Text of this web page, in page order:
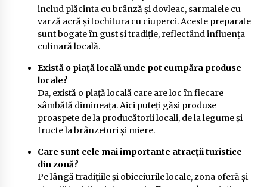
includ plăcinta cu brânză și dovleac, sarmalele cu
varză acră și tochitura cu ciuperci. Aceste preparate
sunt bogate în gust și tradiție, reflectând influența
culinară locală.
Există o piață locală unde pot cumpăra produse
locale?
Da, există o piață locală care are loc în fiecare
sâmbătă dimineața. Aici puteți găsi produse
proaspete de la producătorii locali, de la legume și
fructe la brânzeturi și miere.
Care sunt cele mai importante atracții turistice
din zonă?
Pe lângă tradițiile și obiceiurile locale, zona oferă și